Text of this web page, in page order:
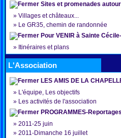
Sites et promenades
» Villages et châteaux...
» Le GR35, chemin de randonnée
Pour VENIR à Sainte
» Itinéraires et plans
L'Association
LES AMIS DE LA
» L'équipe, Les objectifs
» Les activités de l'association
PROGRAMMES-
» 2011-25 juin
» 2011-Dimanche 16 juillet